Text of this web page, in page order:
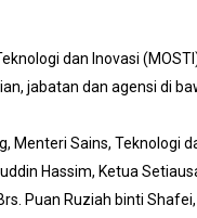
dan Inovasi
jabatan dan agensi di
Menteri Sains, Teknologi
Hassim, Ketua
Puan Ruziah binti